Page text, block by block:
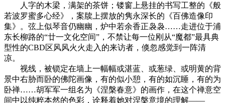
人字的木梁，满架的茶饼；镂窗上悬挂的书写工整的《般
若波罗蜜多心经》，案牍上摆放的隽永深长的《百佛造像印
集》。弦上似琴音仍幽幽，炉中若余香正袅袅……走进位于浦
东长柳路的“廿一文化空间”，不禁让每一位刚从“魔都”最具典
型性的CBD区风风火火走入的来访者，倏忽感觉到一阵清
凉。
视线，被锁定在墙上一幅幅或湛蓝、或葱绿、或明黄的背
景中右胁而卧的佛陀画像，有的似小憩，有的如沉睡，有的为
卧禅……胡军军一组名为《涅槃春意》的画作，在这个禅意空
间中以纯粹本然的色彩，诠释着她对涅槃意境的理解——